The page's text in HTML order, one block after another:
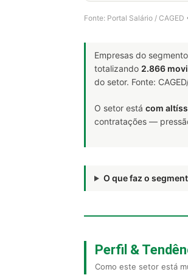
Fonte: Portal Salário /
Empresas do
totalizando 2.866
do setor. Fonte:
O setor está com
contratações —
O que faz o
Perfil &
Como este setor está